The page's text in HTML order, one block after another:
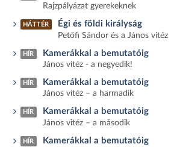
Rajzpályázat gyerekeknek
HÁTTÉR Égi és földi királyság
Petőfi Sándor és a János vitéz
HÍR Kamerákkal a bemutatóig
János vitéz - a negyedik!
HÍR Kamerákkal a bemutatóig
János vitéz – a harmadik
HÍR Kamerákkal a bemutatóig
János vitéz – a második
HÍR Kamerákkal a bemutatóig